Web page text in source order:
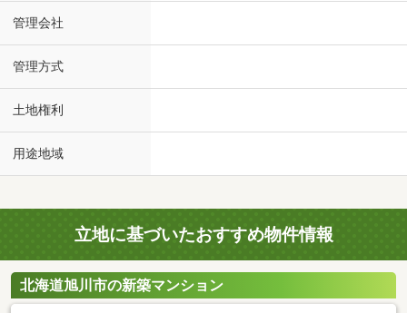
管理会社
管理方式
土地権利
用途地域
立地に基づいたおすすめ物件情報
北海道旭川市の新築マンション